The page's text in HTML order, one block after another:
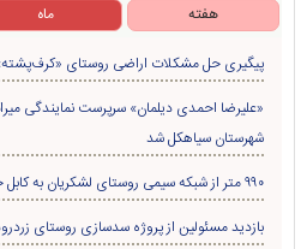
هفته
ماه
پیگیری حل مشکلات اراضی روستای
«علیرضا احمدی دیلمان» سرپرست نمایندگی
شهرستان سیاهکل شد
۹۹۰ متر از شبکه سیمی روستای لشکریان به کابل خودنگهدار ارتقاء یافت
بازدید مسئولین از پروژه سدسازی روستای